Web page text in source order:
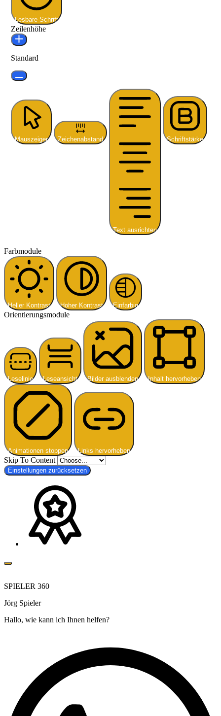
Lesbare Schrift
Zeilenhöhe
Standard
Mauszeiger Zeichenabstand
Text ausrichten
Schriftstärke
Farbmodule
Heller Kontrast Hoher Kontrast Einfarbig
Orientierungsmodule
Leselinie Leseansicht Bilder ausblenden Inhalt hervorheben
Animationen stoppen Links hervorheben
Skip To Content
Einstellungen zurücksetzen
SPIELER 360
Jörg Spieler
Hallo, wie kann ich Ihnen helfen?